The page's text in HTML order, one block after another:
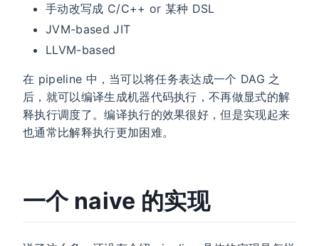
手动改写成 C/C++ or 某种 DSL
JVM-based JIT
LLVM-based
在 pipeline 中，当可以将任务表达成一个 DAG 之
后，就可以编译生成机器代码执行，不再做显式的解
释执行调度了。编译执行的效果很好，但是实现起来
也通常比解释执行更加困难。
一个 naive 的实现